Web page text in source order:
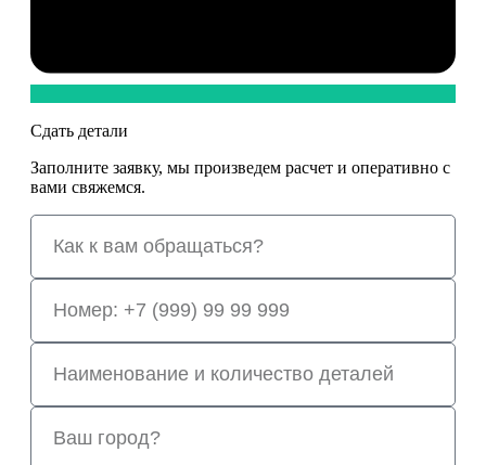
Сдать детали
Заполните заявку, мы произведем расчет и оперативно с
вами свяжемся.